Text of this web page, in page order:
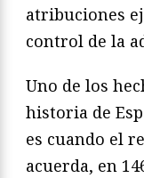
atribuciones
control de la
Uno de los
historia de
es cuando el
acuerda, en